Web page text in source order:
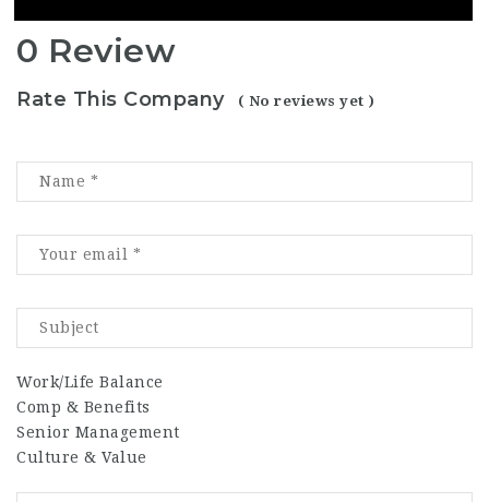
0 Review
Rate This Company ( No reviews yet )
Work/Life Balance
Comp & Benefits
Senior Management
Culture & Value